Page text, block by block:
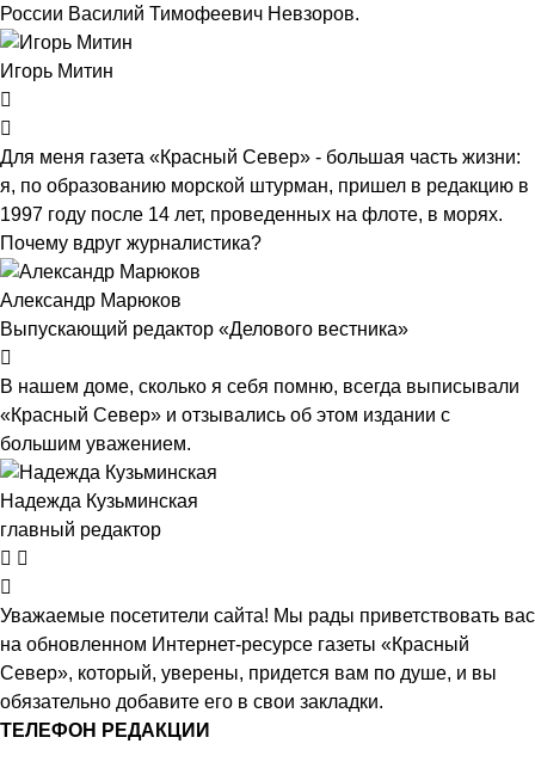
России Василий Тимофеевич Невзоров.
Игорь Митин
Для меня газета «Красный Север» - большая часть жизни:
я, по образованию морской штурман, пришел в редакцию в
1997 году после 14 лет, проведенных на флоте, в морях.
Почему вдруг журналистика?
Александр Марюков
Выпускающий редактор «Делового вестника»
В нашем доме, сколько я себя помню, всегда выписывали
«Красный Север» и отзывались об этом издании с
большим уважением.
Надежда Кузьминская
главный редактор
Уважаемые посетители сайта! Мы рады приветствовать вас
на обновленном Интернет-ресурсе газеты «Красный
Север», который, уверены, придется вам по душе, и вы
обязательно добавите его в свои закладки.
ТЕЛЕФОН РЕДАКЦИИ